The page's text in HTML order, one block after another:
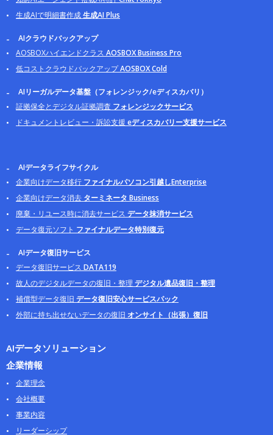
生成AIで明細書作成生成AI Plus
AIクラウドバックアップ
AOSBOXハイエンドクラス AOSBOX Business Pro
低コストクラウドバックアップAOSBOX Cold
AIリーガルデータ基盤（フォレンジック/eディスカバリ）
証拠保全とデジタル証拠調査 フォレンジックサービス
ドキュメントレビュー・訴訟支援eディスカバリー支援サービス
AIデータライフサイクル
企業向けデータ移行 ファイナルパソコン引越しEnterprise
企業向けデータ消去 ターミネータ Business
廃棄・リユース時に消去サービス データ抹消サービス
データ復元ソフト ファイナルデータ特別復元
AIデータ復旧サービス
データ復旧サービス DATA119
故人のデジタルデータの復旧・整理デジタル遺品復旧・整理
補償型データ復旧 データ復旧安心サービスパック
外部に持ち出せないデータの復旧 オンサイト（出張）復旧
AIデータソリューション
企業情報
企業理念
会社概要
事業内容
リーダーシップ